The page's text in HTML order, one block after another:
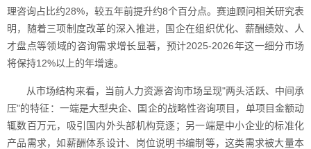
理咨询占比约28%，较五年前提升约8个百分点。赛迪顾问相关研究表
明，随着三项制度改革的深入推进，国企在组织优化、薪酬绩效、人
才盘点等领域的咨询需求增长显著，预计2025-2026年这一细分市场
将保持12%以上的年增速。
从市场结构来看，当前人力资源咨询市场呈现"两头活跃、中间承
压"的特征：一端是大型央企、国企的战略性咨询项目，单项目金额动
辄数百万元，吸引国内外头部机构竞逐；另一端是中小企业的标准化
产品需求，如薪酬体系设计、岗位说明书编制等，这类需求被大量本